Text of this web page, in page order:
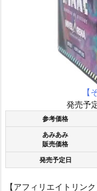
【
発売予
参考価格
あみあみ
販売価格
発売予定日
【アフィリエイトリン